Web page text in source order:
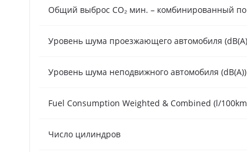
Общий выброс CO₂ мин. – комбинированный по
Уровень шума проезжающего автомобиля
Уровень шума неподвижного автомобиля (dB(A))
Fuel Consumption Weighted & Combined (l/
Число цилиндров